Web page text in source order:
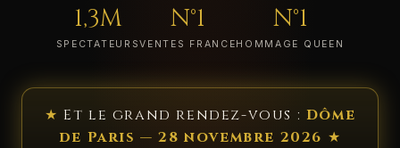
1,3M
SPECTATEURS
N°1
VENTES FRANCE
N°1
HOMMAGE QUEEN
★ Et le grand rendez-vous : Dôme
de Paris — 28 novembre 2026 ★